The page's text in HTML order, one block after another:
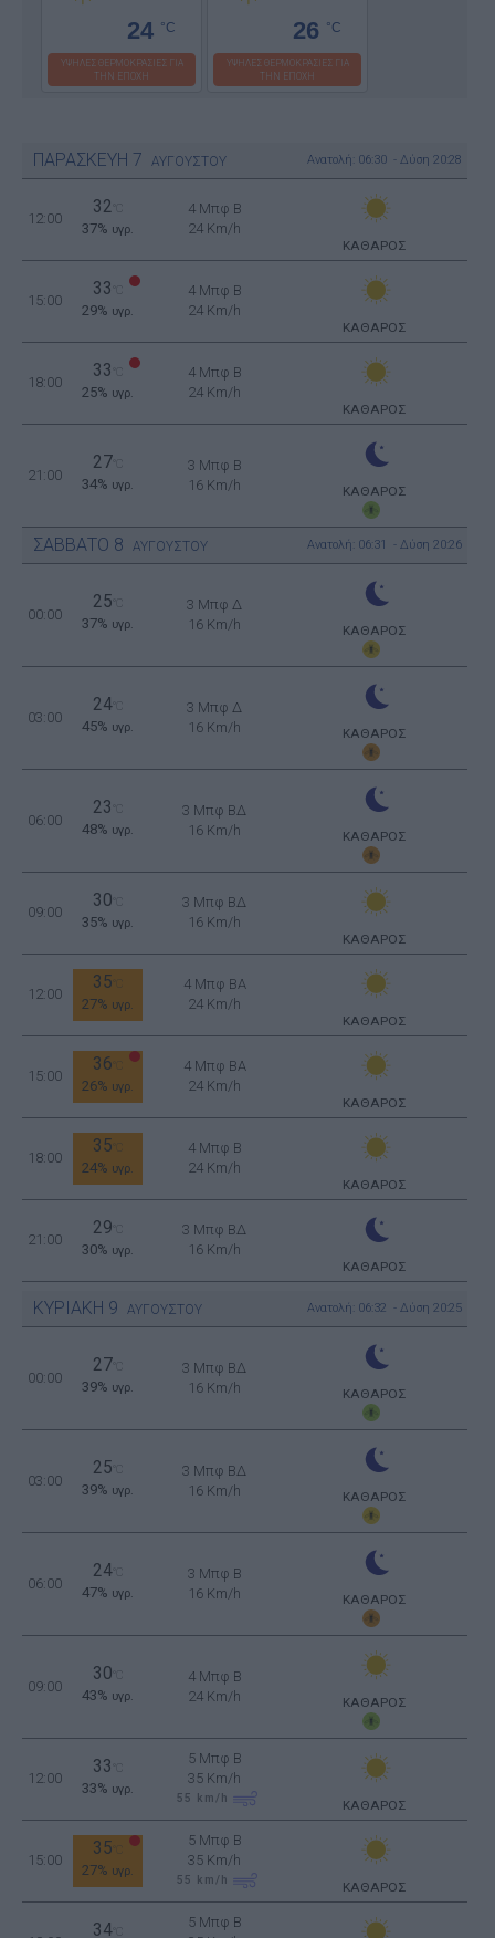
24 °C
ΥΨΗΛΕΣ ΘΕΡΜΟΚΡΑΣΙΕΣ ΓΙΑ
ΤΗΝ ΕΠΟΧΗ
26 °C
ΥΨΗΛΕΣ ΘΕΡΜΟΚΡΑΣΙΕΣ ΓΙΑ
ΤΗΝ ΕΠΟΧΗ
ΠΑΡΑΣΚΕΥΗ 7 ΑΥΓΟΥΣΤΟΥ Ανατολή: 06:30 - Δύση 20:28
12:00
32
37% υγρ.
4 Μπφ B
24 Km/h
ΚΑΘΑΡΟΣ
15:00
33
29% υγρ.
4 Μπφ B
24 Km/h
ΚΑΘΑΡΟΣ
18:00
33
25% υγρ.
4 Μπφ B
24 Km/h
ΚΑΘΑΡΟΣ
21:00
27
34% υγρ.
3 Μπφ B
16 Km/h
ΚΑΘΑΡΟΣ
ΣΑΒΒΑΤΟ 8 ΑΥΓΟΥΣΤΟΥ Ανατολή: 06:31 - Δύση 20:26
00:00
25
37% υγρ.
3 Μπφ Δ
16 Km/h
ΚΑΘΑΡΟΣ
03:00
24°C
45% υγρ.
3 Μπφ Δ
16 Km/h
ΚΑΘΑΡΟΣ
06:00
23
48% υγρ.
3 Μπφ ΒΔ
16 Km/h
ΚΑΘΑΡΟΣ
09:00
30
35% υγρ.
3 Μπφ ΒΔ
16 Km/h
ΚΑΘΑΡΟΣ
12:00
35
27% υγρ.
4 Μπφ BA
24 Km/h
ΚΑΘΑΡΟΣ
15:00
36
26% υγρ.
4 Μπφ BA
24 Km/h
ΚΑΘΑΡΟΣ
18:00
35
24% υγρ.
4 Μπφ B
24 Km/h
ΚΑΘΑΡΟΣ
21:00
29
30% υγρ.
3 Μπφ ΒΔ
16 Km/h
ΚΑΘΑΡΟΣ
ΚΥΡΙΑΚΗ 9 ΑΥΓΟΥΣΤΟΥ Ανατολή: 06:32 - Δύση 20:25
00:00
27
39% υγρ.
3 Μπφ ΒΔ
16 Km/h
ΚΑΘΑΡΟΣ
03:00
25
39% υγρ.
3 Μπφ ΒΔ
16 Km/h
ΚΑΘΑΡΟΣ
06:00
24°C
47% υγρ.
3 Μπφ B
16 Km/h
ΚΑΘΑΡΟΣ
09:00
30
43% υγρ.
4 Μπφ B
24 Km/h
ΚΑΘΑΡΟΣ
12:00
33
33% υγρ.
5 Μπφ B
35 Km/h
55 km/h ΚΑΘΑΡΟΣ
15:00
35
27% υγρ.
5 Μπφ B
35 Km/h
55 km/h ΚΑΘΑΡΟΣ
34°C
5 Μπφ B